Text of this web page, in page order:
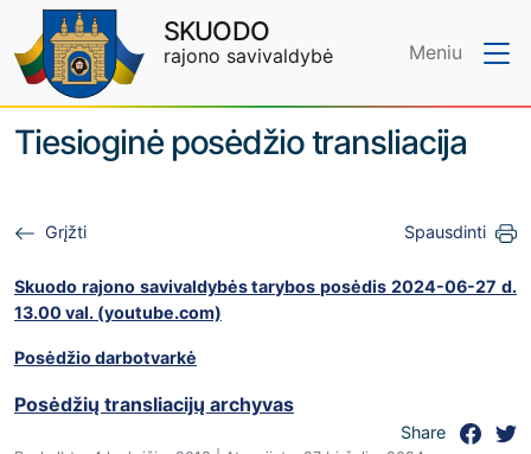
Skip to main content
SKUODO
rajono savivaldybė Meniu
Tiesioginė posėdžio transliacija
Grįžti Spausdinti
Skuodo rajono savivaldybės tarybos posėdis 2024-06-27 d.
13.00 val. (youtube.com)
Posėdžio darbotvarkė
Posėdžių transliacijų archyvas
Share